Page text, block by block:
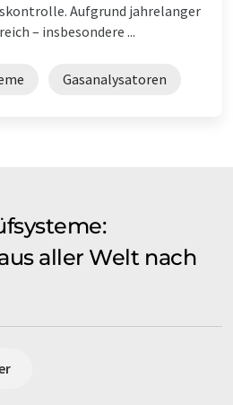
Aufgrund jahrelanger
– insbesondere ...
Gasanalysatoren
aller Welt nach